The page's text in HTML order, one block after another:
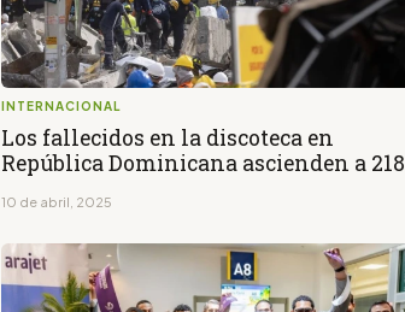
INTERNACIONAL
Los fallecidos en la discoteca en
República Dominicana ascienden a 218
10 de abril, 2025